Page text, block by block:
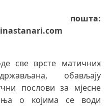
све врсте матичних
обављају
послови за мјесне
о којима се води